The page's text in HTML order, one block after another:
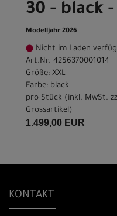
30 - black -
Modelljahr 2026
Nicht im Laden
Art.Nr. 4256370001014
Größe: XXL
Farbe: black
pro Stück (inkl. MwSt.
Grossartikel)
1.499,00 EUR
KONTAKT